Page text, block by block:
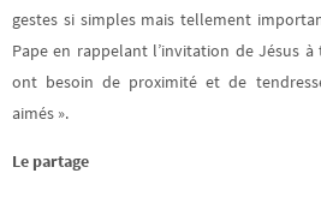
gestes si simples mais tellement
Pape en rappelant l’invitation de Jésus
ont besoin de proximité et de
aimés ».
Le partage